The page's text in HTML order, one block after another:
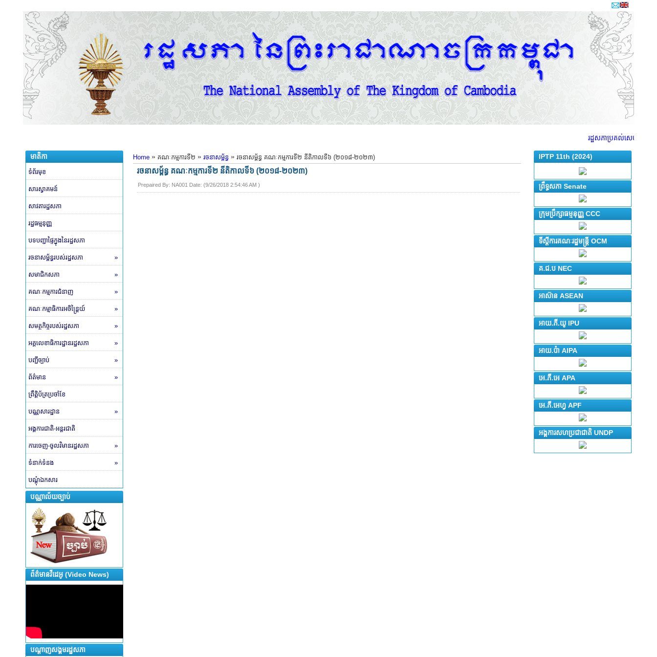
រដ្ឋសភាប្រគល់សេចក្តីព្រាង
មាតិកា
ទំព័រមុខ
សារស្វាគមន៍
សាវតារដ្ឋសភា
រដ្ឋធម្មនុញ្ញ
បទបញ្ជាផ្ទៃក្នុងនៃរដ្ឋសភា
រចនាសម្ព័ន្ធរបស់រដ្ឋសភា »
សមាជិកសភា »
គណៈកម្មការជំនាញ »
គណៈកម្មាធិការអចិន្ត្រៃយ៍ »
សមត្ថកិច្ចរបស់រដ្ឋសភា »
អគ្គលេខាធិការដ្ឋានរដ្ឋសភា »
បញ្ជីច្បាប់ »
ព័ត៌មាន »
ព្រឹត្តិប័ត្រប្រចាំខែ
បណ្ណសារដ្ឋាន »
អង្គការជាតិ-អន្តរជាតិ
ការចេញ-ចូលវិមានរដ្ឋសភា »
ទំនាក់ទំនង »
បណ្តុំឯកសារ
បណ្ណាល័យច្បាប់
ព័ត៌មានវីដេអូ (Video News)
បណ្តាញសង្គមរដ្ឋសភា
Home » គណៈកម្មការទី២ » រចនាសម្ព័ន្ធ » រចនាសម្ព័ន្ធ គណៈកម្មការទី២ នីតិកាលទី៦ (២០១៨-២០២៣)
រចនាសម្ព័ន្ធ គណៈកម្មការទី២ នីតិកាលទី៦ (២០១៨-២០២៣)
Prepaired By: NA001 ​ Date: (9/26/2018 2:54:46 AM )
IPTP 11th (2024)
ព្រឹទ្ធសភា Senate
ក្រុមប្រឹក្សាធម្មនុញ្ញ CCC
ទីស្តីការគណៈរដ្ឋមន្រ្តី OCM
គ.ជ.ប NEC
អាស៊ាន ASEAN
អាយ.ភី.យូ IPU
អាយ.ប៉ា AIPA
អេ.ភី.អេ APA
អេ.ភី.អេហ្វ APF
អង្គការសហប្រជាជាតិ UNDP